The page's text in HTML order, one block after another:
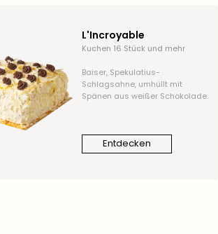
L'Incroyable
Kuchen 16 Stück und mehr
Baiser, Spekulatius-
Schlagsahne, umhüllt mit
Spänen aus weißer Schokolade.
Entdecken